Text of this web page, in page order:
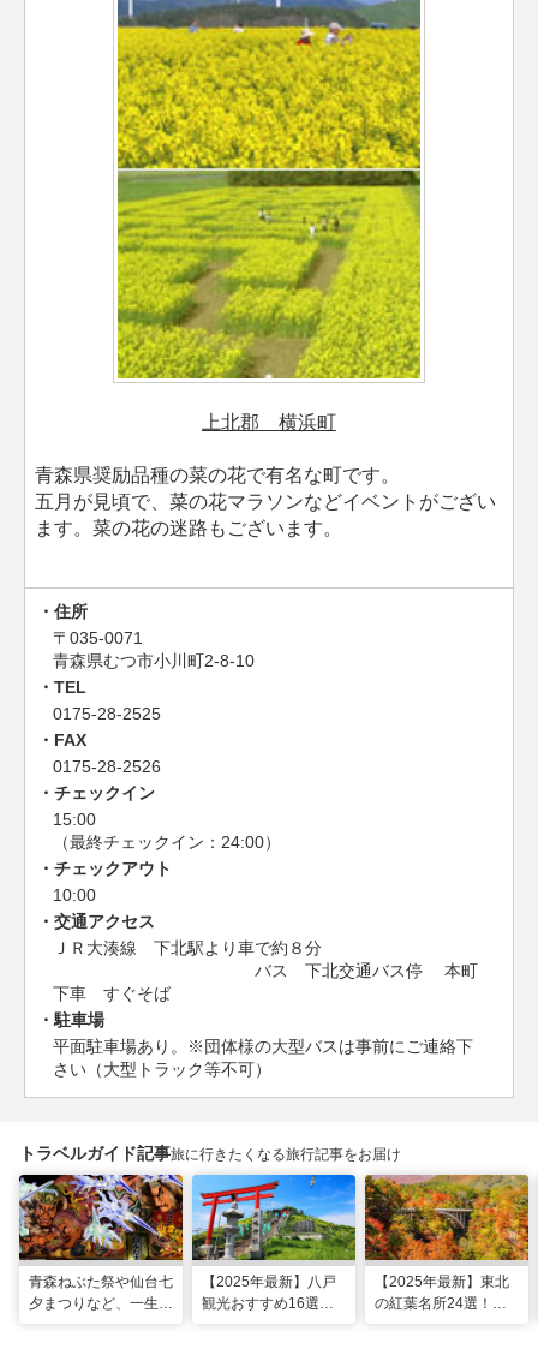
上北郡 横浜町
青森県奨励品種の菜の花で有名な町です。
五月が見頃で、菜の花マラソンなどイベントがござい
ます。菜の花の迷路もございます。
住所
〒035-0071
青森県むつ市小川町2-8-10
TEL
0175-28-2525
FAX
0175-28-2526
チェックイン
15:00
（最終チェックイン：24:00）
チェックアウト
10:00
交通アクセス
ＪＲ大湊線 下北駅より車で約８分
バス 下北交通バス停 本町
下車 すぐそば
駐車場
平面駐車場あり。※団体様の大型バスは事前にご連絡下
さい（大型トラック等不可）
トラベルガイド記事旅に行きたくなる旅行記事をお届け
青森ねぶた祭や仙台七
夕まつりなど、一生に
【2025年最新】八戸
観光おすすめ16選！
【2025年最新】東北
の紅葉名所24選！見